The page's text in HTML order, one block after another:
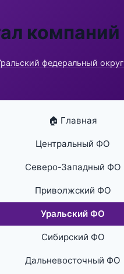
компаний
федеральный округ
🏠 Главная
Центральный ФО
Северо-Западный ФО
Приволжский ФО
Уральский ФО
Сибирский ФО
Дальневосточный ФО